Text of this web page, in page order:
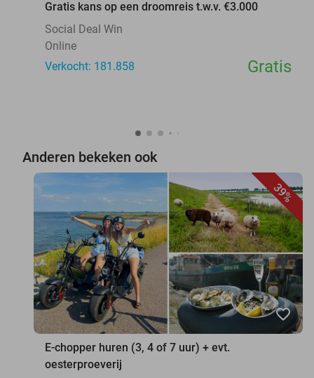
Gratis kans op een droomreis t.w.v. €3.000
Social Deal Win
Online
Verkocht: 181.858
Gratis
Anderen bekeken ook
39%
favorite_border
E-chopper huren (3, 4 of 7 uur) + evt.
oesterproeverij